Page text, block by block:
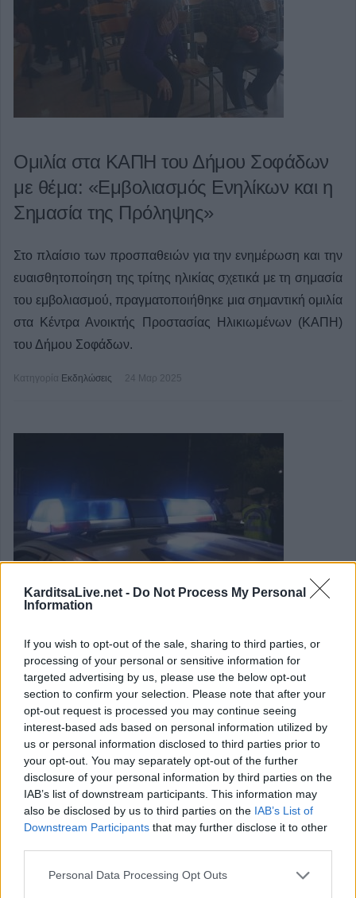
KarditsaLive.net - Do Not Process My Personal
Information
If you wish to opt-out of the sale, sharing to third parties, or
processing of your personal or sensitive information for
targeted advertising by us, please use the below opt-out
section to confirm your selection. Please note that after your
opt-out request is processed you may continue seeing
interest-based ads based on personal information utilized by
us or personal information disclosed to third parties prior to
your opt-out. You may separately opt-out of the further
disclosure of your personal information by third parties on the
IAB’s list of downstream participants. This information may
also be disclosed by us to third parties on the IAB’s List of
Downstream Participants that may further disclose it to other
Personal Data Processing Opt Outs
Ομιλία στα ΚΑΠΗ του Δήμου Σοφάδων
με θέμα: «Εμβολιασμός Ενηλίκων και η
Σημασία της Πρόληψης»
Στο πλαίσιο των προσπαθειών για την ενημέρωση και την
ευαισθητοποίηση της τρίτης ηλικίας σχετικά με τη σημασία
του εμβολιασμού, πραγματοποιήθηκε μια σημαντική ομιλία
στα Κέντρα Ανοικτής Προστασίας Ηλικιωμένων (ΚΑΠΗ)
του Δήμου Σοφάδων.
Κατηγορία Εκδηλώσεις 24 Μαρ 2025
Ξήλωσαν ΑΤΜ σε χωριό της Δυτικής
Αχαΐας ...αλλά τους έπεσε στο δρόμο!
Άγνωστοι δράστες αφαίρεσαν σήμερα τα ξημερώματα ένα
ΑΤΜ, που ήταν εγκατεστημένο στην κοινότητα Λάππα του
Δήμου Δυτικής Αχαΐας, αλλά το «έχασαν» στην
προσπάθειά τους να διαφύγουν από την περιοχή.
Κατηγορία Κοινωνικές - Αστυνομικές 24 Μαρ 2025